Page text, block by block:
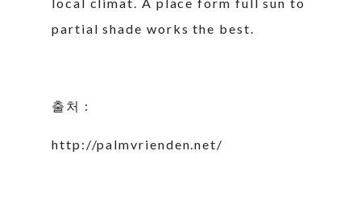
partial shade works the best.
출처 :
http://palmvrienden.net/